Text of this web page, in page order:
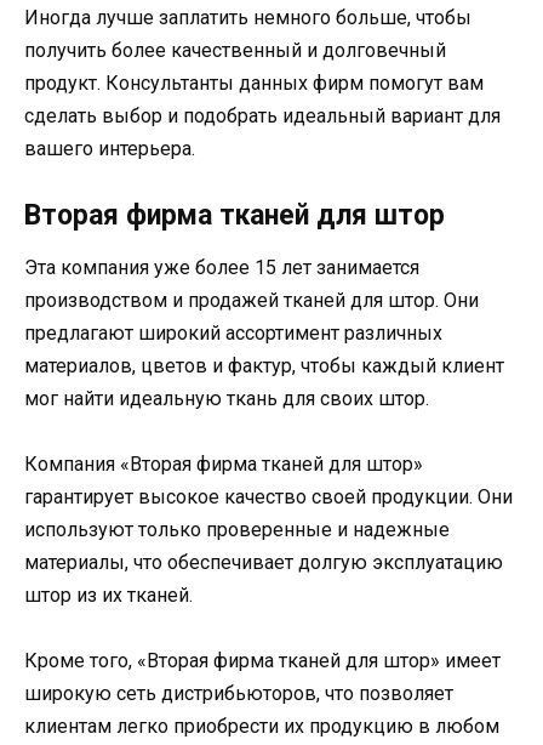
Иногда лучше заплатить немного больше, чтобы
получить более качественный и долговечный
продукт. Консультанты данных фирм помогут вам
сделать выбор и подобрать идеальный вариант для
вашего интерьера.
Вторая фирма тканей для штор
Эта компания уже более 15 лет занимается
производством и продажей тканей для штор. Они
предлагают широкий ассортимент различных
материалов, цветов и фактур, чтобы каждый клиент
мог найти идеальную ткань для своих штор.
Компания «Вторая фирма тканей для штор»
гарантирует высокое качество своей продукции. Они
используют только проверенные и надежные
материалы, что обеспечивает долгую эксплуатацию
штор из их тканей.
Кроме того, «Вторая фирма тканей для штор» имеет
широкую сеть дистрибьюторов, что позволяет
клиентам легко приобрести их продукцию в любом